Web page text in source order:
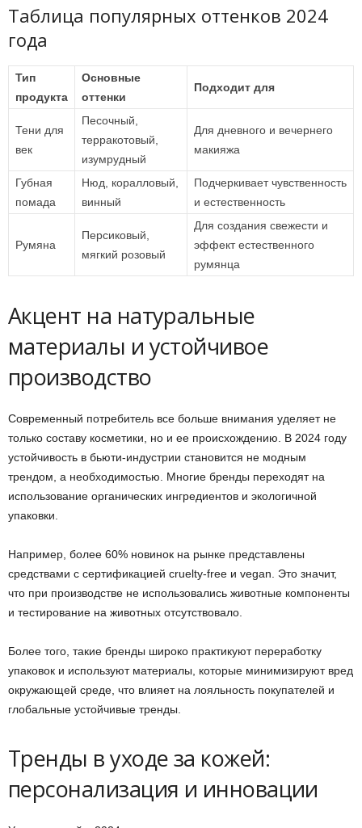
Таблица популярных оттенков 2024
года
Тип
продукта
Основные
оттенки
Подходит для
Тени для
век
Песочный,
терракотовый,
изумрудный
Для дневного и вечернего
макияжа
Губная
помада
Нюд, коралловый,
винный
Подчеркивает чувственность
и естественность
Румяна
Персиковый,
мягкий розовый
Для создания свежести и
эффект естественного
румянца
Акцент на натуральные
материалы и устойчивое
производство
Современный потребитель все больше внимания уделяет не
только составу косметики, но и ее происхождению. В 2024 году
устойчивость в бьюти-индустрии становится не модным
трендом, а необходимостью. Многие бренды переходят на
использование органических ингредиентов и экологичной
упаковки.
Например, более 60% новинок на рынке представлены
средствами с сертификацией cruelty-free и vegan. Это значит,
что при производстве не использовались животные компоненты
и тестирование на животных отсутствовало.
Более того, такие бренды широко практикуют переработку
упаковок и используют материалы, которые минимизируют вред
окружающей среде, что влияет на лояльность покупателей и
глобальные устойчивые тренды.
Тренды в уходе за кожей:
персонализация и инновации